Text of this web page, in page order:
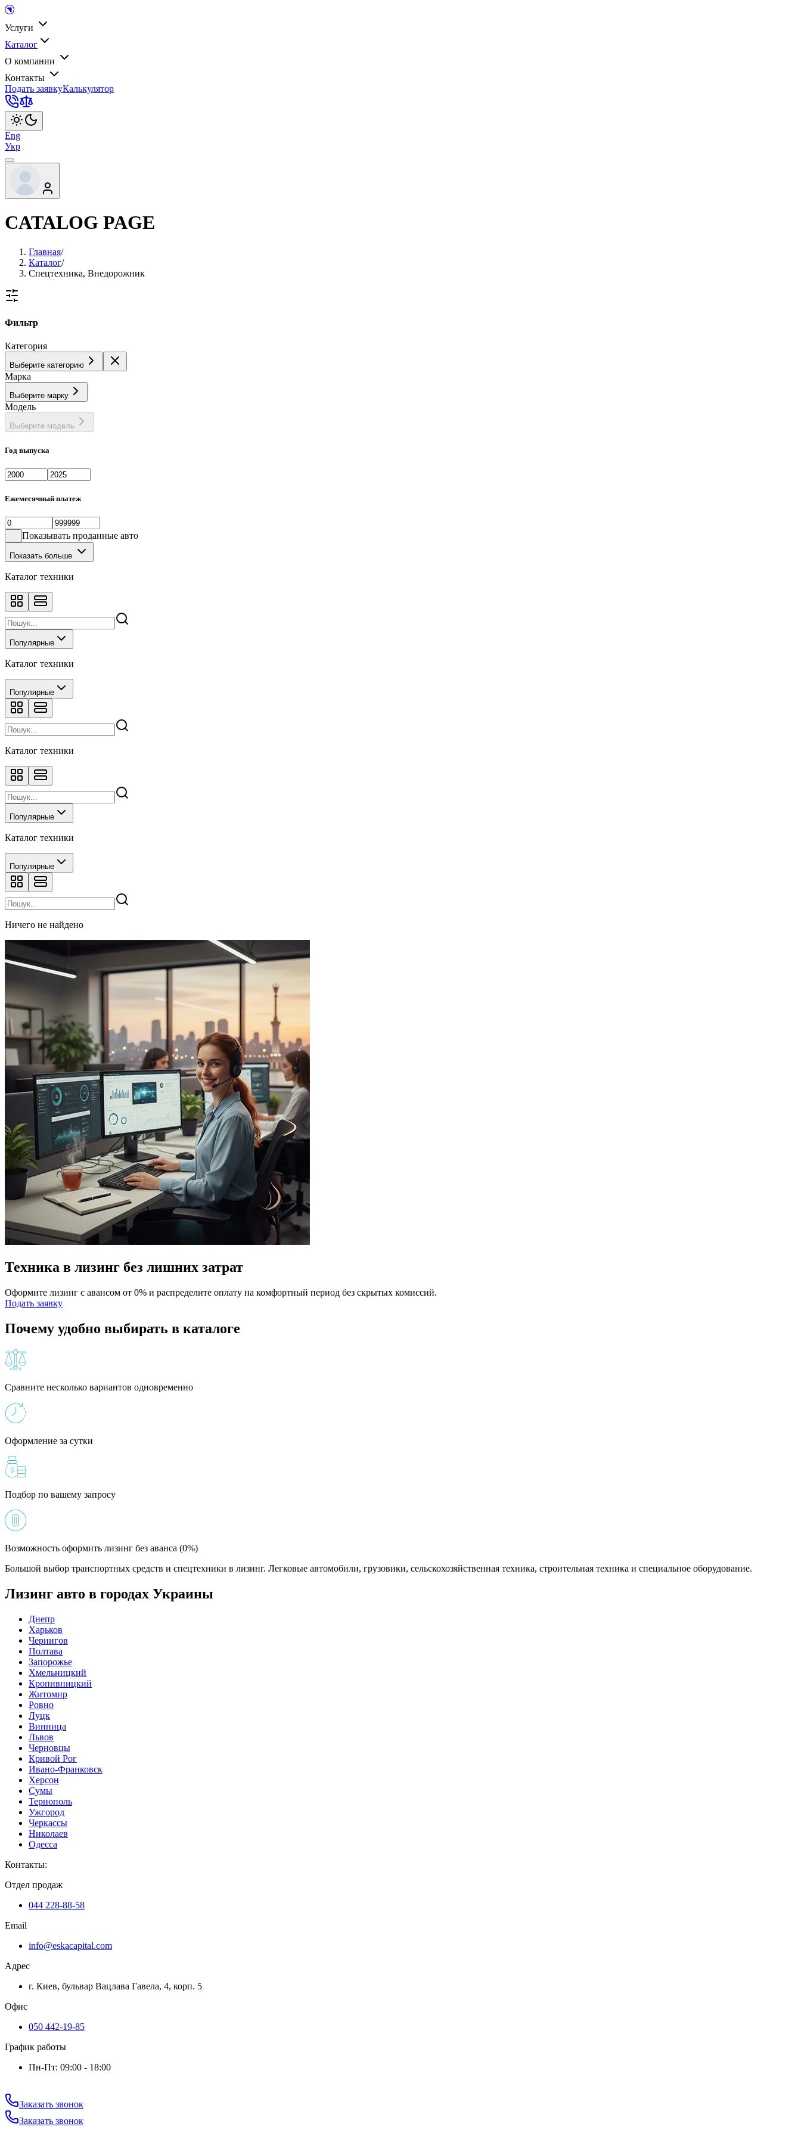
Услуги
Каталог
О компании
Контакты
Подать заявкуКалькулятор
Eng
Укр
CATALOG PAGE
Главная/
Каталог/
Спецтехника, Внедорожник
Фильтр
Категория
Выберите категорию
Марка
Выберите марку
Модель
Выберите модель
Год выпуска
Ежемесячный платеж
Показывать проданные авто
Показать больше
Каталог техники
Популярные
Каталог техники
Популярные
Каталог техники
Популярные
Каталог техники
Популярные
Ничего не найдено
Техника в лизинг без лишних затрат
Оформите лизинг с авансом от 0% и распределите оплату на комфортный период без скрытых комиссий.
Подать заявку
Почему удобно выбирать в каталоге
Сравните несколько вариантов одновременно
Оформление за сутки
Подбор по вашему запросу
Возможность оформить лизинг без аванса (0%)
Большой выбор транспортных средств и спецтехники в лизинг. Легковые автомобили, грузовики, сельскохозяйственная техника, строительная техника и специальное оборудование.
Лизинг авто в городах Украины
Днепр
Харьков
Чернигов
Полтава
Запорожье
Хмельницкий
Кропивницкий
Житомир
Ровно
Луцк
Винница
Львов
Черновцы
Кривой Рог
Ивано-Франковск
Херсон
Сумы
Тернополь
Ужгород
Черкассы
Николаев
Одесса
Контакты:
Отдел продаж
044 228-88-58
Email
info@eskacapital.com
Адрес
г. Киев, бульвар Вацлава Гавела, 4, корп. 5
Офис
050 442-19-85
График работы
Пн-Пт: 09:00 - 18:00
Заказать звонок
Заказать звонок